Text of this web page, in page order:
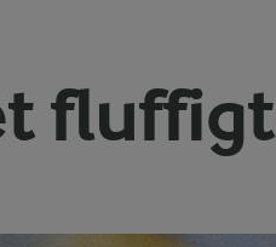
fluffigt